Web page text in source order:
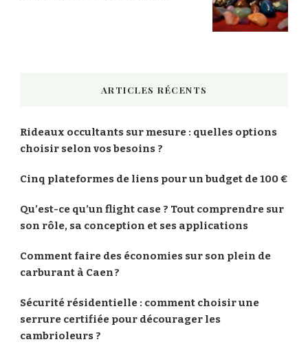
ARTICLES RÉCENTS
Rideaux occultants sur mesure : quelles options
choisir selon vos besoins ?
Cinq plateformes de liens pour un budget de 100 €
Qu’est-ce qu’un flight case ? Tout comprendre sur
son rôle, sa conception et ses applications
Comment faire des économies sur son plein de
carburant à Caen ?
Sécurité résidentielle : comment choisir une
serrure certifiée pour décourager les
cambrioleurs ?